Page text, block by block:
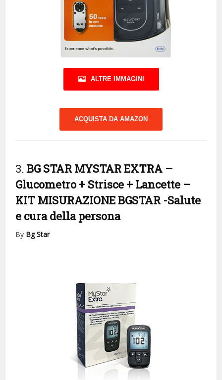
ALTRE IMMAGINI
ACQUISTA DA AMAZON
3.BG STAR MYSTAR EXTRA –
Glucometro + Strisce + Lancette –
KIT MISURAZIONE BGSTAR -Salute
e cura della persona
By Bg Star